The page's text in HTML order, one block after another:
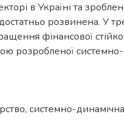
в Україні та
розвинена. У
фінансової
розробленої системно-
, системно-динамічна